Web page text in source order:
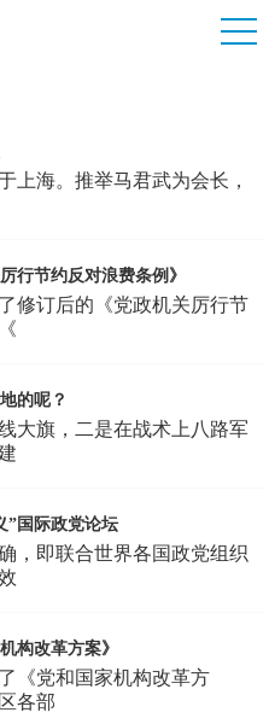
上海。推举马君武为会长，
行节约反对浪费条例》
修订后的《党政机关厉行节
的呢？
大旗，二是在战术上八路军
”国际政党论坛
，即联合世界各国政党组织
构改革方案》
《党和国家机构改革方
各部